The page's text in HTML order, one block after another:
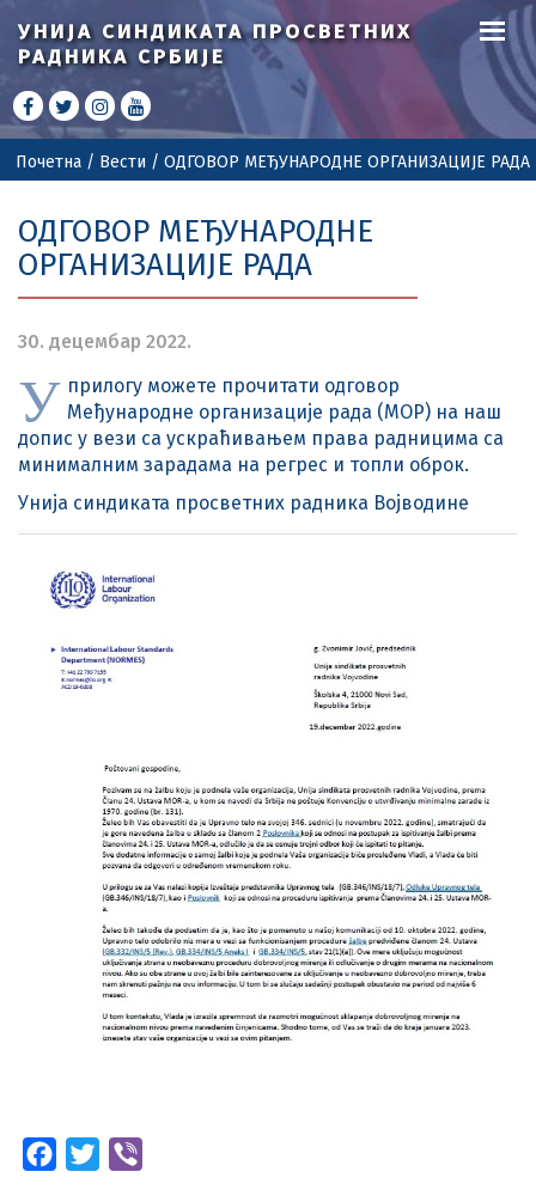
УНИЈА СИНДИКАТАПРОСВЕТНИХ
РАДНИКА СРБИЈЕ
Почетна / Вести / ОДГОВОР МЕЂУНАРОДНЕ ОРГАНИЗАЦИЈЕ РАДА
ОДГОВОР МЕЂУНАРОДНЕ
ОРГАНИЗАЦИЈЕ РАДА
30. децембар 2022.
У прилогу можете прочитати одговор
Међународне организације рада (МОР) на наш
допис у вези са ускраћивањем права радницима са
минималним зарадама на регрес и топли оброк.
Унија синдиката просветних радника Војводине
Facebook
Twitter